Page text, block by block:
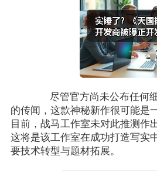
尽管官方尚未公布任何细
的传闻，这款神秘新作很可能是
目前，战马工作室未对此推测作
这将是该工作室在成功打造写实
要技术转型与题材拓展。